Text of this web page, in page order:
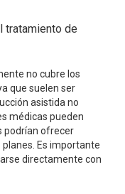
tratamiento de
no cubre los
que suelen ser
asistida no
médicas pueden
podrían ofrecer
Es importante
directamente con